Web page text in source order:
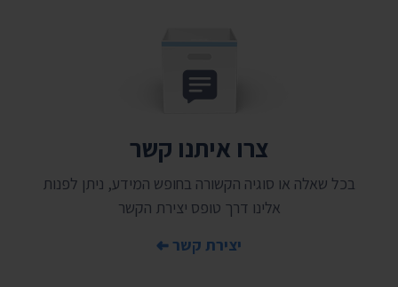
צרו איתנו קשר
בכל שאלה או סוגיה הקשורה בחופש המידע, ניתן לפנות
אלינו דרך טופס יצירת הקשר
יצירת קשר